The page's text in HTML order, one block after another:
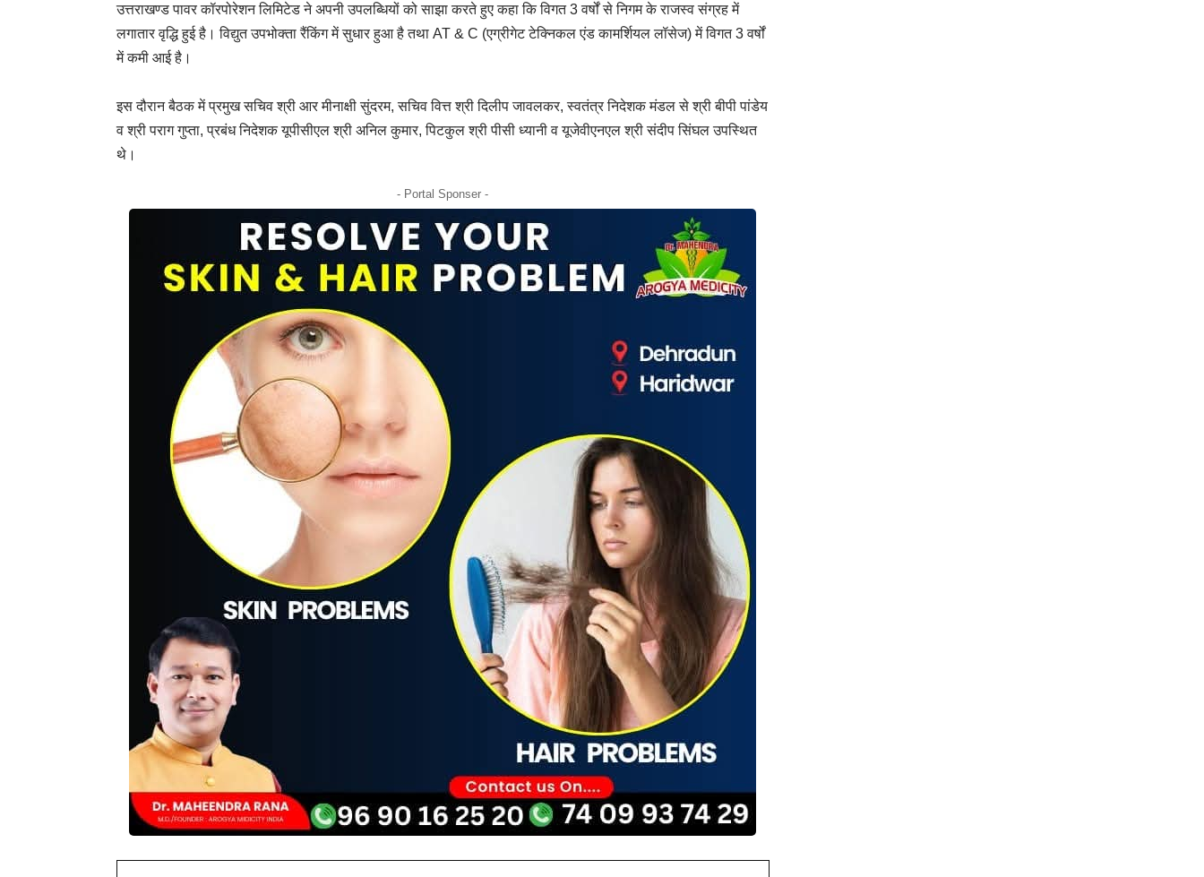
उत्तराखण्ड पावर कॉरपोरेशन लिमिटेड ने अपनी उपलब्धियों को साझा करते हुए कहा कि विगत 3 वर्षों से निगम के राजस्व संग्रह में
लगातार वृद्धि हुई है। विद्युत उपभोक्ता रैंकिंग में सुधार हुआ है तथा AT & C (एग्रीगेट टेक्निकल एंड कामर्शियल लॉसेज) में विगत 3 वर्षों
में कमी आई है।
इस दौरान बैठक में प्रमुख सचिव श्री आर मीनाक्षी सुंदरम, सचिव वित्त श्री दिलीप जावलकर, स्वतंत्र निदेशक मंडल से श्री बीपी पांडेय
व श्री पराग गुप्ता, प्रबंध निदेशक यूपीसीएल श्री अनिल कुमार, पिटकुल श्री पीसी ध्यानी व यूजेवीएनएल श्री संदीप सिंघल उपस्थित
थे।
- Portal Sponser -